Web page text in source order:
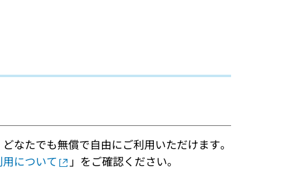
なたでも無償で自由にご利用いただけます。
について 」をご確認ください。